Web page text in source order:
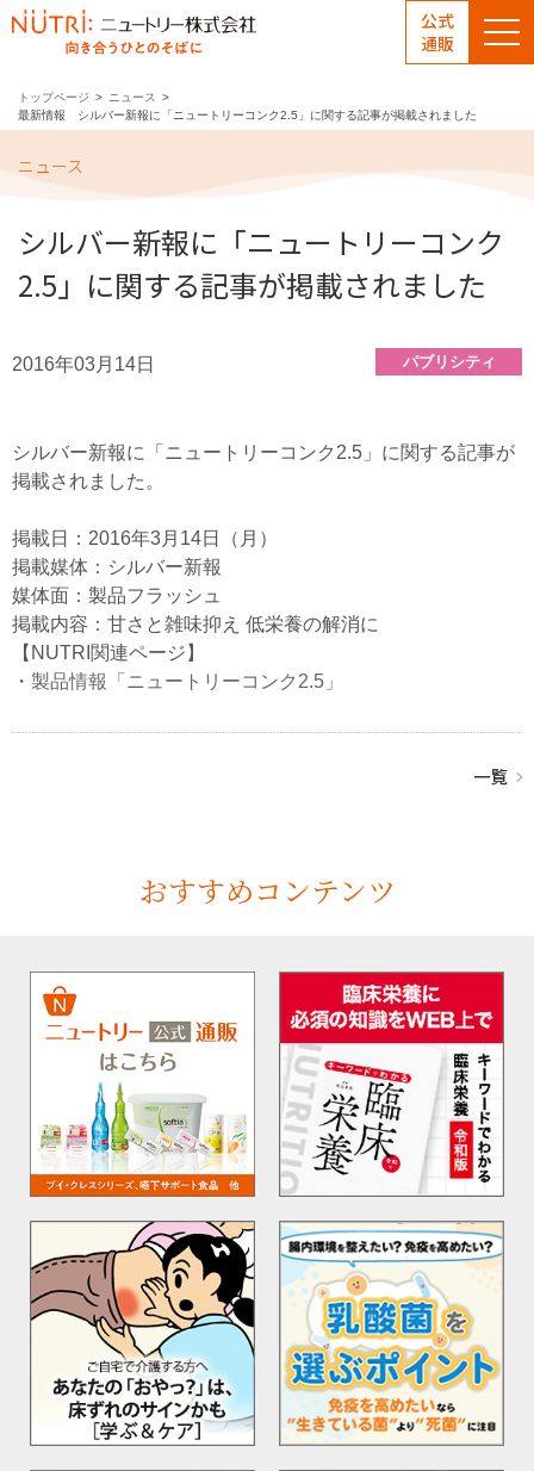
公式
通販
トップページ
ニュース
最新情報 シルバー新報に「ニュートリーコンク2.5」に関する記事が掲載されました
ニュース
シルバー新報に「ニュートリーコンク
2.5」に関する記事が掲載されました
2016年03月14日 パブリシティ
シルバー新報に「ニュートリーコンク2.5」に関する記事が
掲載されました。
掲載日：2016年3月14日（月）
掲載媒体：シルバー新報
媒体面：製品フラッシュ
掲載内容：甘さと雑味抑え 低栄養の解消に
【NUTRI関連ページ】
・ 製品情報「ニュートリーコンク2.5」
おすすめコンテンツ